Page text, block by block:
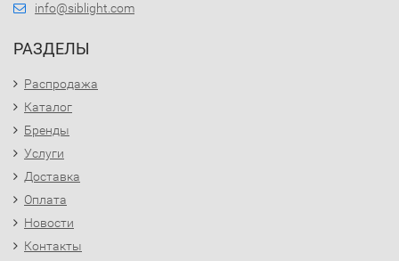
info@siblight.com
РАЗДЕЛЫ
Распродажа
Каталог
Бренды
Услуги
Доставка
Оплата
Новости
Контакты